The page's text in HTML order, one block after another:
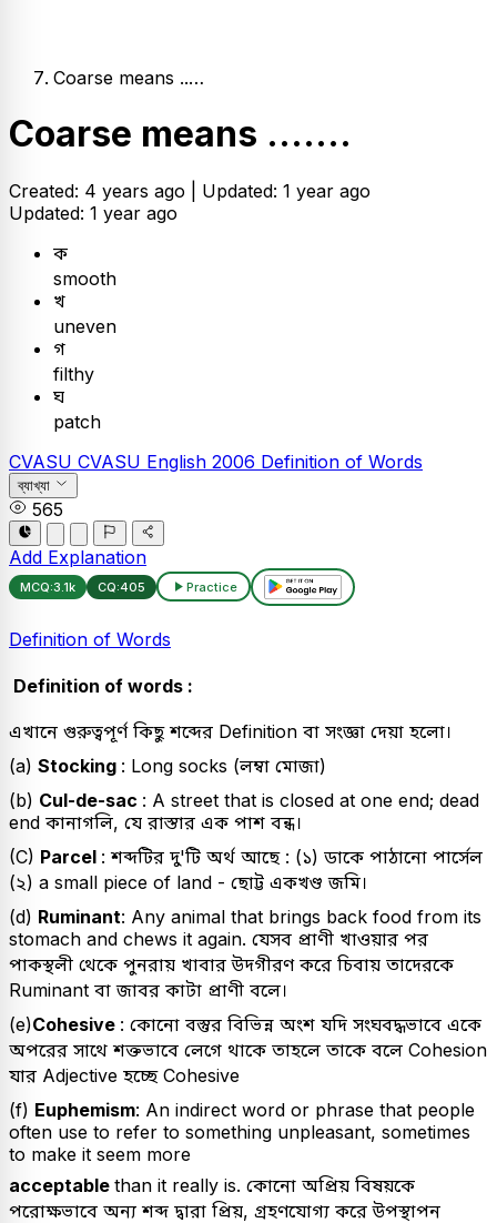
Coarse means ..…
Coarse means .......
Created: 4 years ago | Updated: 1 year ago
Updated: 1 year ago
ক
smooth
খ
uneven
গ
filthy
ঘ
patch
CVASU CVASU English 2006 Definition of Words
ব্যাখ্যা
565
Add Explanation
MCQ:3.1k CQ:405 Practice
Definition of Words
Definition of words :
এখানে গুরুত্বপূর্ণ কিছু শব্দের Definition বা সংজ্ঞা দেয়া হলো।
(a) Stocking : Long socks (লম্বা মোজা)
(b) Cul-de-sac : A street that is closed at one end; dead
end কানাগলি, যে রাস্তার এক পাশ বন্ধ।
(C) Parcel : শব্দটির দু'টি অর্থ আছে : (১) ডাকে পাঠানো পার্সেল
(২) a small piece of land - ছোট্ট একখণ্ড জমি।
(d) Ruminant: Any animal that brings back food from its
stomach and chews it again. যেসব প্রাণী খাওয়ার পর
পাকস্থলী থেকে পুনরায় খাবার উদগীরণ করে চিবায় তাদেরকে
Ruminant বা জাবর কাটা প্রাণী বলে।
(e)Cohesive : কোনো বস্তুর বিভিন্ন অংশ যদি সংঘবদ্ধভাবে একে
অপরের সাথে শক্তভাবে লেগে থাকে তাহলে তাকে বলে Cohesion
যার Adjective হচ্ছে Cohesive
(f) Euphemism: An indirect word or phrase that people
often use to refer to something unpleasant, sometimes
to make it seem more
acceptable than it really is. কোনো অপ্রিয় বিষয়কে
পরোক্ষভাবে অন্য শব্দ দ্বারা প্রিয়, গ্রহণযোগ্য করে উপস্থাপন